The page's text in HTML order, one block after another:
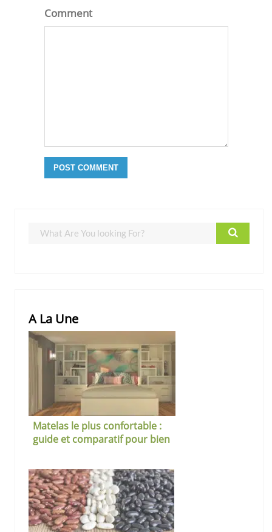
Comment
A La Une
Matelas le plus confortable :
guide et comparatif pour bien